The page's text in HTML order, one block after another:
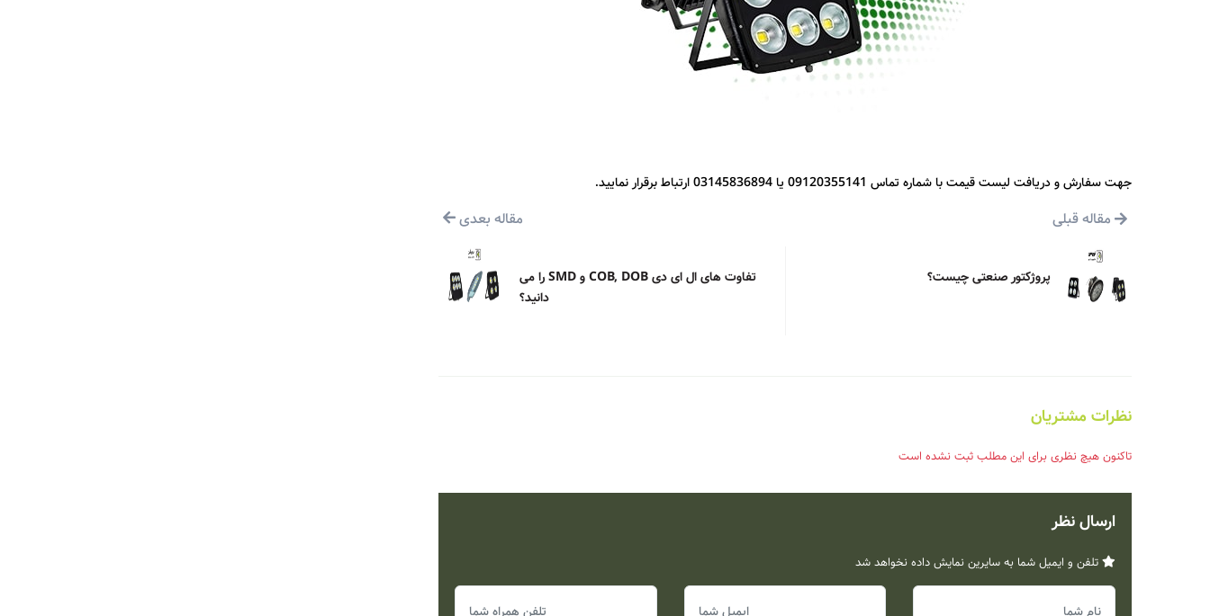
جهت سفارش و دریافت لیست قیمت با شماره تماس 09120355141 یا 03145836894 ارتباط برقرار نمایید.
مقاله قبلی
پروژکتور صنعتی چیست؟
مقاله بعدی
تفاوت های ال ای دی COB, DOB و SMD را می
دانید؟
نظرات مشتریان
تاکنون هیچ نظری برای این مطلب ثبت نشده است
ارسال نظر
تلفن و ایمیل شما به سایرین نمایش داده نخواهد شد